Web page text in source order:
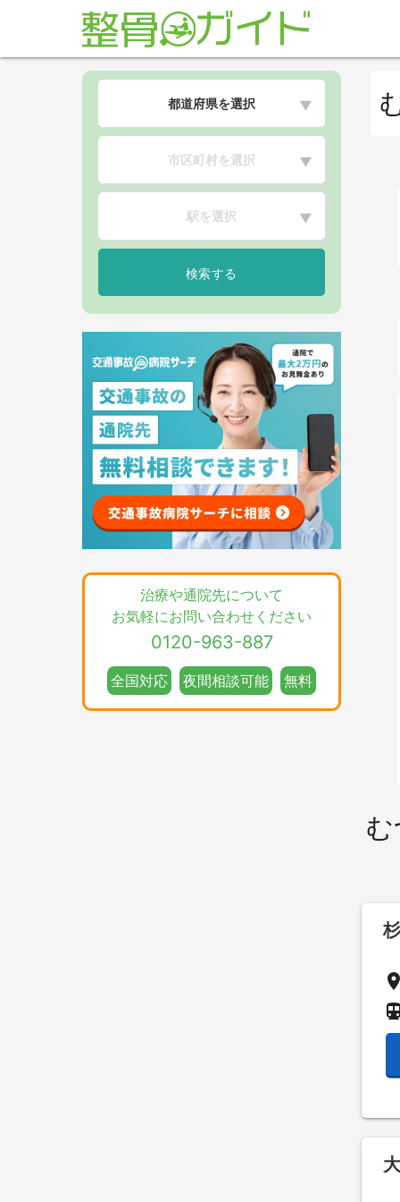
都道府県を選択 ▼
市区町村を選択 ▼
駅を選択 ▼
検索する
治療や通院先について
お気軽にお問い合わせください
0120-963-887
全国対応 夜間相談可能 無料
place
directions_subway